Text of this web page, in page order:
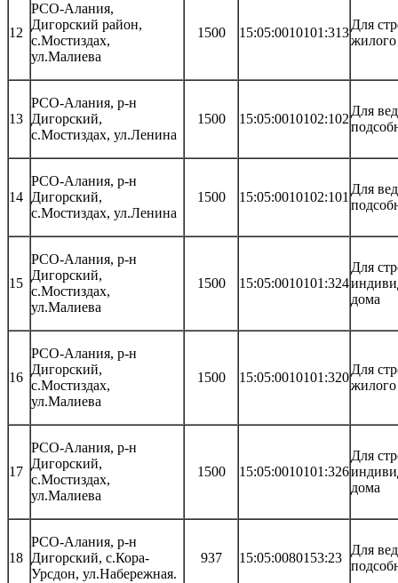
12
РСО-Алания,
Дигорский район,
с.Мостиздах,
ул.Малиева
1500 15:05:0010101:313
Для
13
РСО-Алания, р-н
Дигорский,
с.Мостиздах, ул.Ленина
1500 15:05:0010102:102
Для
14
РСО-Алания, р-н
Дигорский,
с.Мостиздах, ул.Ленина
1500 15:05:0010102:101
Для
15
РСО-Алания, р-н
Дигорский,
с.Мостиздах,
ул.Малиева
1500 15:05:0010101:324
Для
дома
16
РСО-Алания, р-н
Дигорский,
с.Мостиздах,
ул.Малиева
1500 15:05:0010101:320
Для
17
РСО-Алания, р-н
Дигорский,
с.Мостиздах,
ул.Малиева
1500 15:05:0010101:326
Для
дома
18
РСО-Алания, р-н
Дигорский, с.Кора-
Урсдон, ул.Набережная.
937 15:05:0080153:23
Для